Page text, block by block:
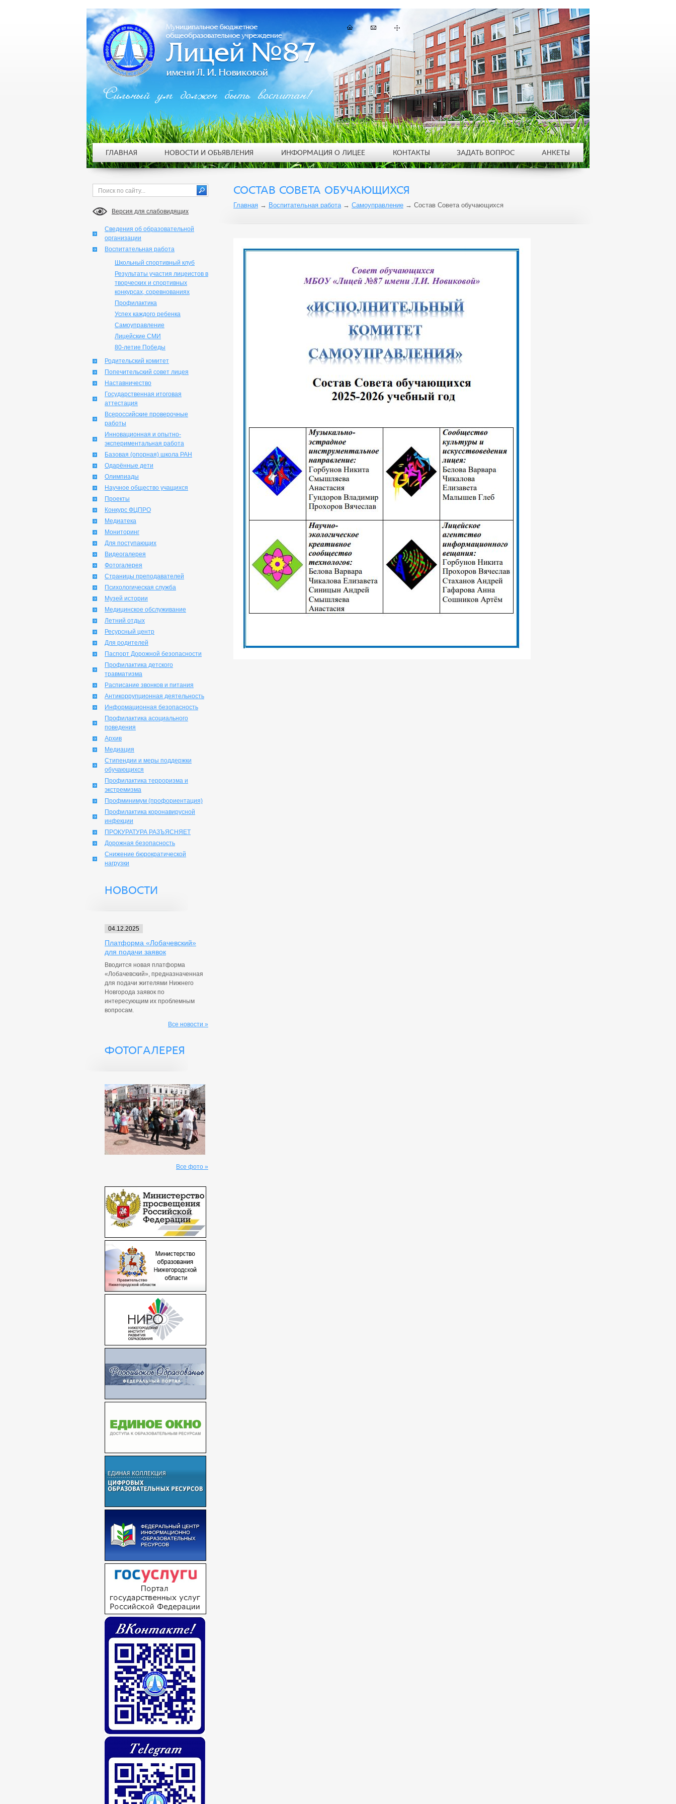
Версия для слабовидящих
Сведения об образовательной
организации
Воспитательная работа
Школьный спортивный клуб
Результаты участия лицеистов в
творческих и спортивных
конкурсах, соревнованиях
Профилактика
Успех каждого ребенка
Самоуправление
Лицейские СМИ
80-летие Победы
Родительский комитет
Попечительский совет лицея
Наставничество
Государственная итоговая
аттестация
Всероссийские проверочные
работы
Инновационная и опытно-
экспериментальная работа
Базовая (опорная) школа РАН
Одарённые дети
Олимпиады
Научное общество учащихся
Проекты
Конкурс ФЦПРО
Медиатека
Мониторинг
Для поступающих
Видеогалерея
Фотогалерея
Страницы преподавателей
Психологическая служба
Музей истории
Медицинское обслуживание
Летний отдых
Ресурсный центр
Для родителей
Паспорт Дорожной безопасности
Профилактика детского
травматизма
Расписание звонков и питания
Антикоррупционная деятельность
Информационная безопасность
Профилактика асоциального
поведения
Архив
Медиация
Стипендии и меры поддержки
обучающихся
Профилактика терроризма и
экстремизма
Профминимум (профориентация)
Профилактика коронавирусной
инфекции
ПРОКУРАТУРА РАЗЪЯСНЯЕТ
Дорожная безопасность
Снижение бюрократической
нагрузки
НОВОСТИ
04.12.2025
Платформа «Лобачевский»
для подачи заявок
Вводится новая платформа
«Лобачевский», предназначенная
для подачи жителями Нижнего
Новгорода заявок по
интересующим их проблемным
вопросам.
Все новости »
ФОТОГАЛЕРЕЯ
Все фото »
СОСТАВ СОВЕТА ОБУЧАЮЩИХСЯ
Главная → Воспитательная работа→ Самоуправление → Состав Совета обучающихся
Сильный ум должен быть воспитан!
ГЛАВНАЯ НОВОСТИ И ОБЪЯВЛЕНИЯ ИНФОРМАЦИЯ О ЛИЦЕЕ КОНТАКТЫ ЗАДАТЬ ВОПРОС АНКЕТЫ